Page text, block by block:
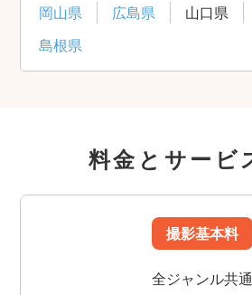
岡山県
広島県 山口県
島根県
料金とサービ
撮影基本料
全ジャンル共通